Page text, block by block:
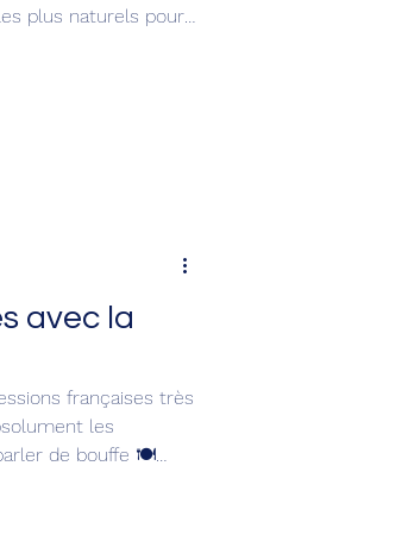
plus naturels pour
avec la
françaises très
les
de bouffe 🍽️